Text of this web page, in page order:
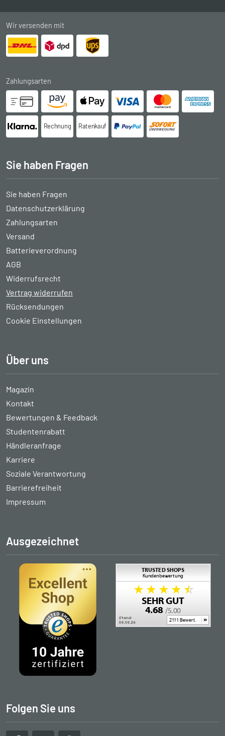
Wir versenden mit
Zahlungsarten
Rechnung Ratenkauf
Sie haben Fragen
Sie haben Fragen
Datenschutzerklärung
Zahlungsarten
Versand
Batterieverordnung
AGB
Widerrufsrecht
Vertrag widerrufen
Rücksendungen
Cookie Einstellungen
Über uns
Magazin
Kontakt
Bewertungen & Feedback
Studentenrabatt
Händleranfrage
Karriere
Soziale Verantwortung
Barrierefreiheit
Impressum
Ausgezeichnet
Folgen Sie uns